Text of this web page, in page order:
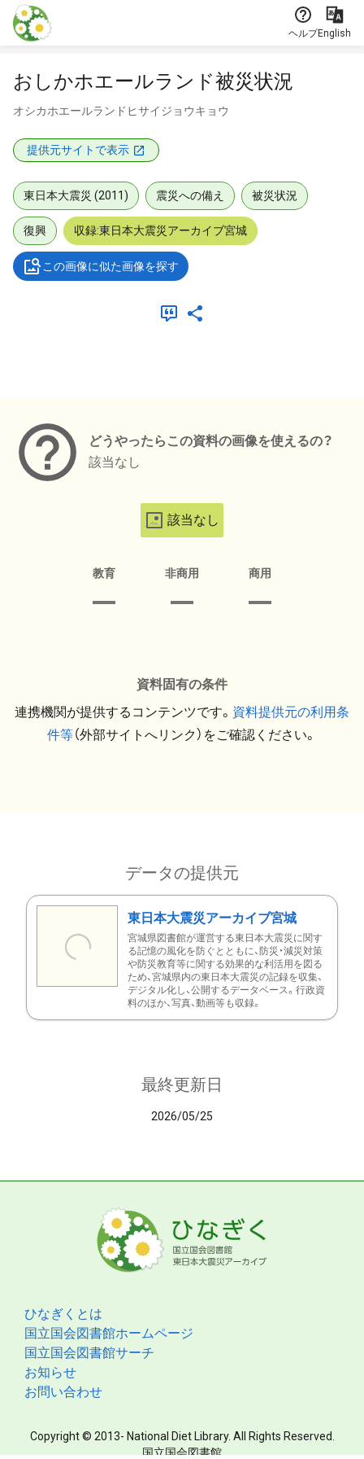
本文に飛ぶ
ヘルプEnglish
おしかホエールランド被災状況
オシカホエールランドヒサイジョウキョウ
提供元サイトで表示
東日本大震災 (2011) 震災への備え 被災状況
復興 収録:東日本大震災アーカイブ宮城
この画像に似た画像を探す
どうやったらこの資料の画像を使えるの？
該当なし
該当なし
教育 非商用 商用
資料固有の条件
連携機関が提供するコンテンツです。 資料提供元の利用条
件等（外部サイトへリンク）をご確認ください。
データの提供元
東日本大震災アーカイブ宮城
宮城県図書館が運営する東日本大震災に関す
る記憶の風化を防ぐとともに、防災・減災対策
や防災教育等に関する効果的な利活用を図る
ため、宮城県内の東日本大震災の記録を収集、
デジタル化し、公開するデータベース。行政資
料のほか、写真、動画等も収録。
最終更新日
2026/05/25
ひなぎくとは
国立国会図書館ホームページ
国立国会図書館サーチ
お知らせ
お問い合わせ
Copyright © 2013- National Diet Library. All Rights Reserved.